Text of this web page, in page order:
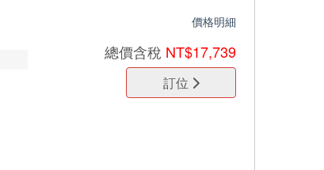
價格明細
總價含稅 NT$17,739
訂位